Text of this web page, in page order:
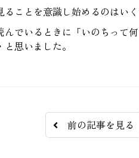
ることを意識し始めるのはい
んでいるときに「いのちって
思いました。
前の記事を見る